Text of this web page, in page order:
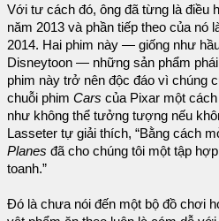
Với tư cách đó, ông đã từng là điều
năm 2013 và phần tiếp theo của nó
2014. Hai phim này — giống như
Disneytoon — những sản phẩm
phim này trở nên độc đáo vì chúng
chuỗi phim Cars của Pixar một
như không thể tưởng tượng nếu
Lasseter tự giải thích, “Bằng cách
Planes đã cho chúng tôi một tập
toanh.”
Đó là chưa nói đến một bộ đồ chơi